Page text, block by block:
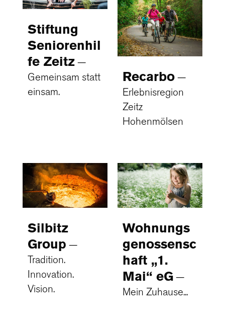
Stiftung
Seniorenhil
fe Zeitz
Gemeinsam statt
einsam.
Recarbo
Erlebnisregion
Zeitz
Hohenmölsen
Silbitz
Group
Tradition.
Innovation.
Vision.
Wohnungs
genossensc
haft „1.
Mai“ eG
Mein Zuhause...